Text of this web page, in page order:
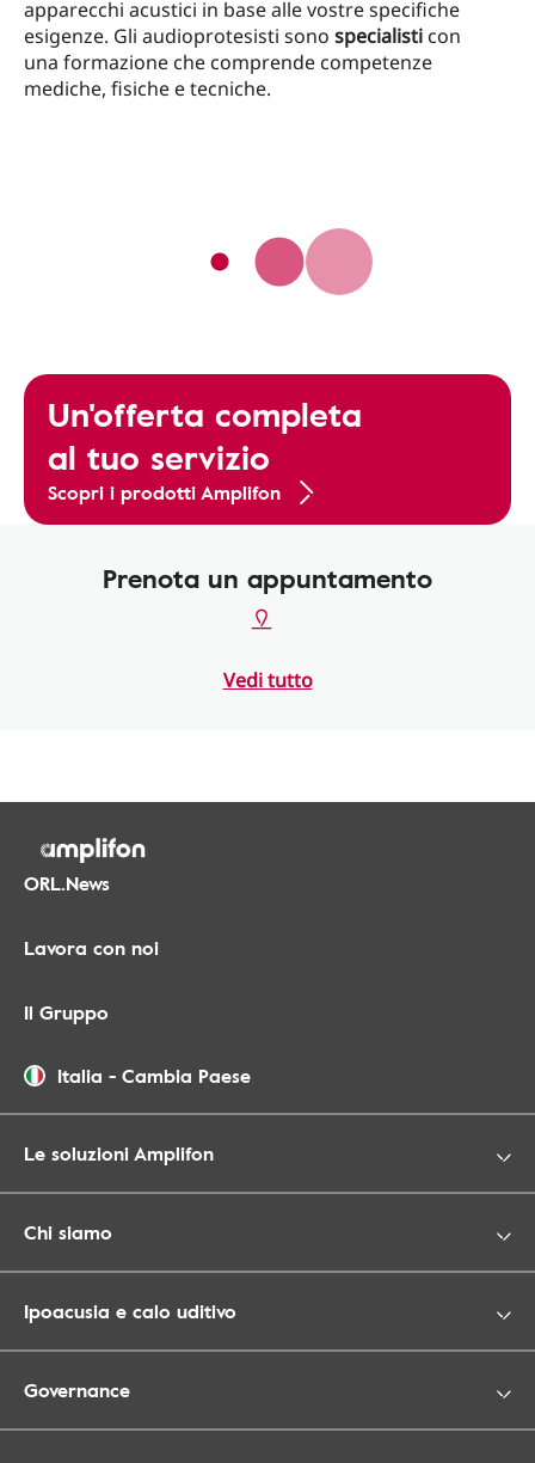
apparecchi acustici in base alle vostre specifiche
esigenze. Gli audioprotesisti sono specialisti con
una formazione che comprende competenze
mediche, fisiche e tecniche.
Un'offerta completa
al tuo servizio
Scopri i prodotti Amplifon
Prenota un appuntamento
Vedi tutto
ORL.News
Lavora con noi
Il Gruppo
Italia - Cambia Paese
Le soluzioni Amplifon
Chi siamo
Ipoacusia e calo uditivo
Governance